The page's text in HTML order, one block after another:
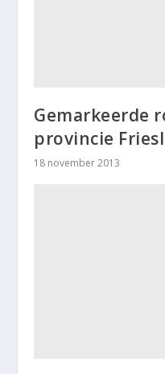
Gemarkeerde
provincie
18 november 2013